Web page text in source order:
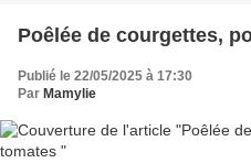
Poêlée de courgettes,
Publié le 22/05/2025 à 17:30
Par Mamylie